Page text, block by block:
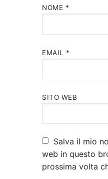
NOME *
EMAIL *
SITO WEB
Salva il mio
web in questo
prossima volta